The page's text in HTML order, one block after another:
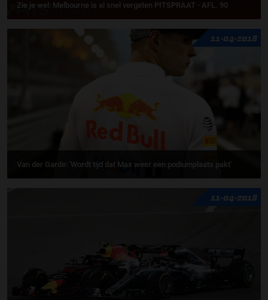
Zie je wel: Melbourne is al snel vergeten PITSPRAAT - AFL. 90
11-04-2018
Van der Garde: 'Wordt tijd dat Max weer een podiumplaats pakt'
11-04-2018